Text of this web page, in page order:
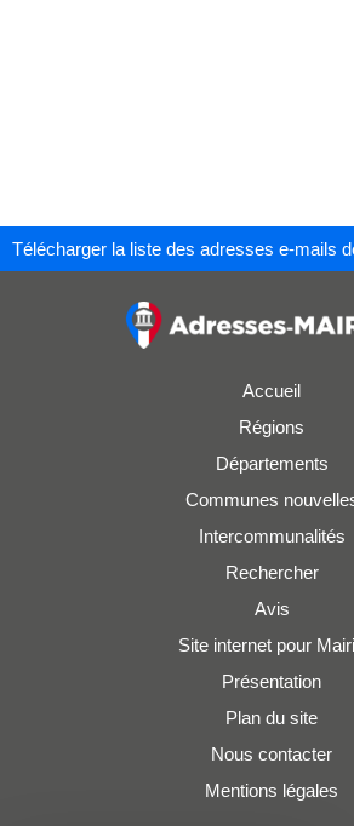
Télécharger la liste des adresses e-mails
Accueil
Régions
Départements
Communes
Intercommunalités
Rechercher
Avis
Site internet pour
Présentation
Plan du site
Nous contacter
Mentions légales